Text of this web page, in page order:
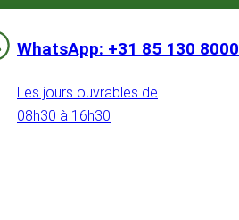
WhatsApp: +31 85 130 8000
Les jours ouvrables de
08h30 à 16h30